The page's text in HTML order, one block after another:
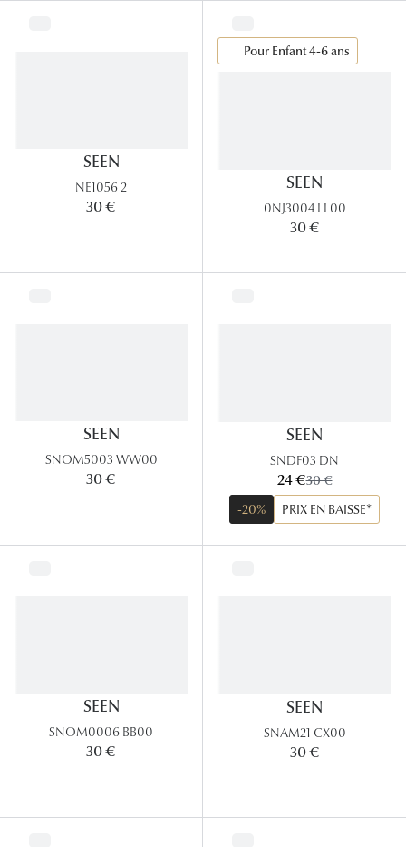
Lunettes
Formes
Pilotes
SEEN
NE1056 2
30 €
Pour Enfant 4-6 ans
SEEN
0NJ3004 LL00
30 €
SEEN
SNOM5003 WW00
30 €
SEEN
SNDF03 DN
maintenant:
24 €ancien prix:
30 €
-20%
PRIX EN BAISSE*
SEEN
SNOM0006 BB00
30 €
SEEN
SNAM21 CX00
30 €